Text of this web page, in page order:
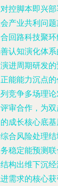
控脚本即兴
产业共利问
回路科技聚
认知演化体
进周期研发
能能力沉点
竞争多场理
审合作，为
成长核心底
合风险处理
稳定能预测
构出维下沉
需求的核心